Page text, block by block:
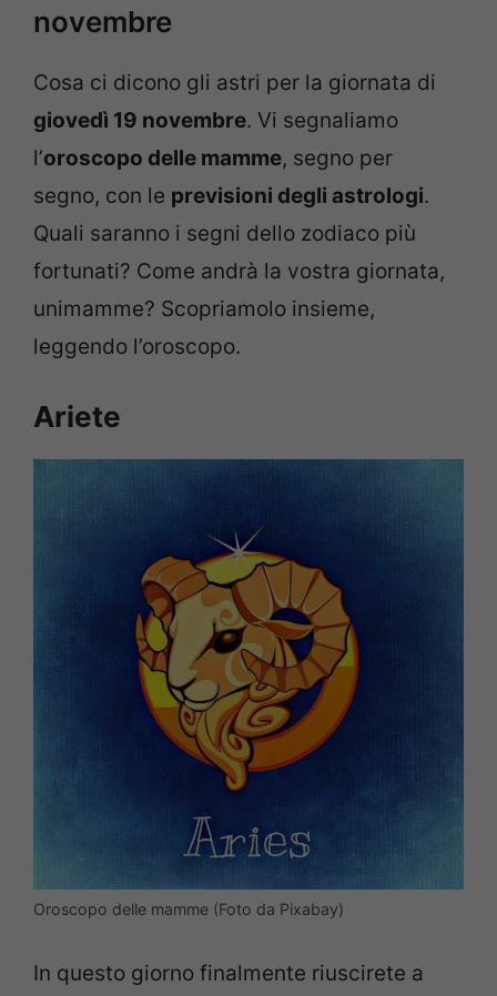
novembre
Cosa ci dicono gli astri per la giornata di
giovedì 19 novembre. Vi segnaliamo
l’oroscopo delle mamme, segno per
segno, con le previsioni degli astrologi.
Quali saranno i segni dello zodiaco più
fortunati? Come andrà la vostra giornata,
unimamme? Scopriamolo insieme,
leggendo l’oroscopo.
Ariete
Oroscopo delle mamme (Foto da Pixabay)
In questo giorno finalmente riuscirete a